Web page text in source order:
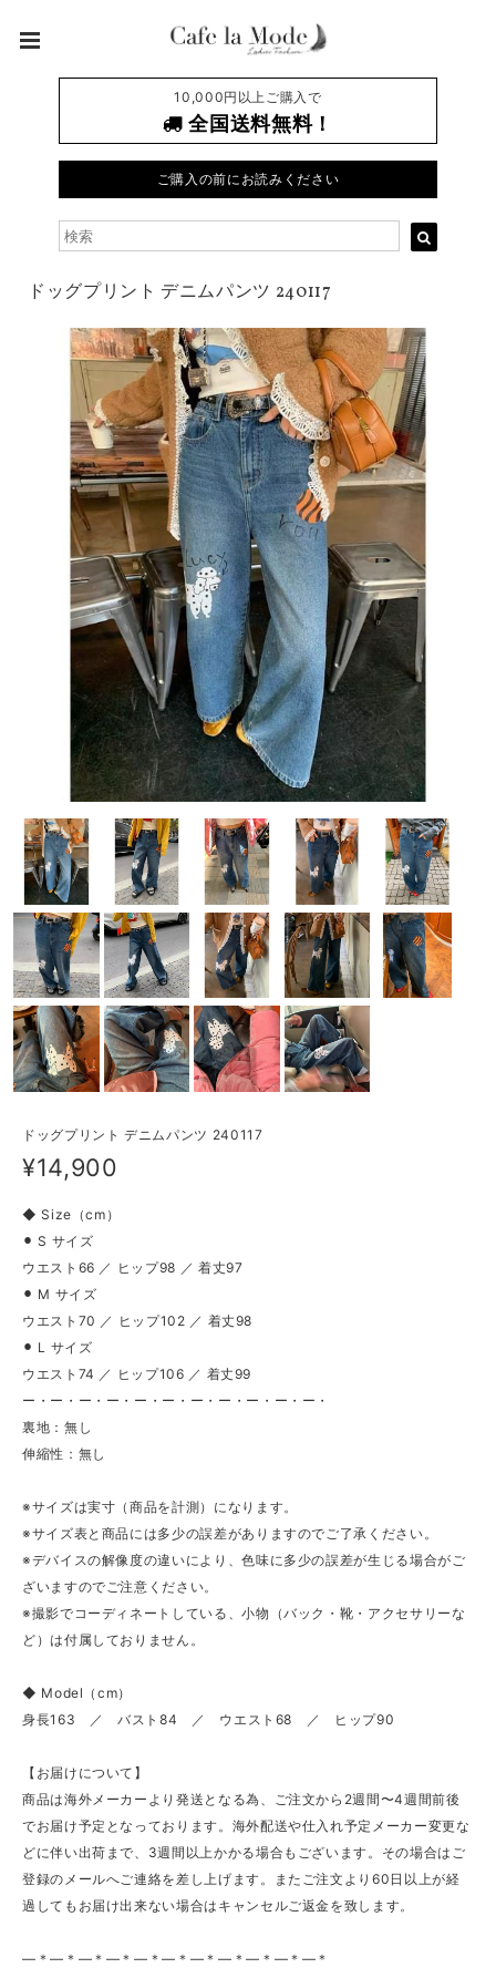
10,000円以上ご購入で
全国送料無料！
ご購入の前にお読みください
ドッグプリント デニムパンツ 240117
ドッグプリント デニムパンツ 240117
¥14,900
◆ Size（cm）
⚫︎ S サイズ
ウエスト66 ／ ヒップ98 ／ 着丈97
⚫︎ M サイズ
ウエスト70 ／ ヒップ102 ／ 着丈98
⚫︎ L サイズ
ウエスト74 ／ ヒップ106 ／ 着丈99
ー・ー・ー・ー・ー・ー・ー・ー・ー・ー・ー・
裏地：無し
伸縮性：無し
※サイズは実寸（商品を計測）になります。
※サイズ表と商品には多少の誤差がありますのでご了承ください。
※デバイスの解像度の違いにより、色味に多少の誤差が生じる場合がご
ざいますのでご注意ください。
※撮影でコーディネートしている、小物（バック・靴・アクセサリーな
ど）は付属しておりません。
◆ Model（cm）
身長163 ／ バスト84 ／ ウエスト68 ／ ヒップ90
【お届けについて】
商品は海外メーカーより発送となる為、ご注文から2週間〜4週間前後
でお届け予定となっております。海外配送や仕入れ予定メーカー変更な
どに伴い出荷まで、3週間以上かかる場合もございます。その場合はご
登録のメールへご連絡を差し上げます。またご注文より60日以上が経
過してもお届け出来ない場合はキャンセルご返金を致します。
—＊—＊—＊—＊—＊—＊—＊—＊—＊—＊—＊